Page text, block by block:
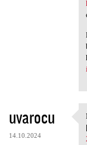
uvarocu
14.10.2024